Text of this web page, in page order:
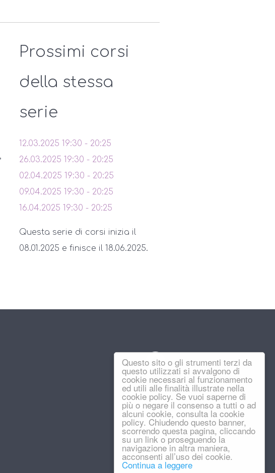
Questo sito o gli strumenti terzi da
questo utilizzati si avvalgono di
cookie necessari al funzionamento
ed utili alle finalità illustrate nella
cookie policy. Se vuoi saperne di
più o negare il consenso a tutti o ad
alcuni cookie, consulta la cookie
policy. Chiudendo questo banner,
scorrendo questa pagina, cliccando
su un link o proseguendo la
navigazione in altra maniera,
acconsenti all’uso dei cookie.
Continua a leggere
Prossimi corsi
della stessa
serie
12.03.2025 19:30 - 20:25
26.03.2025 19:30 - 20:25
02.04.2025 19:30 - 20:25
09.04.2025 19:30 - 20:25
16.04.2025 19:30 - 20:25
Questa serie di corsi inizia il
08.01.2025 e finisce il 18.06.2025.